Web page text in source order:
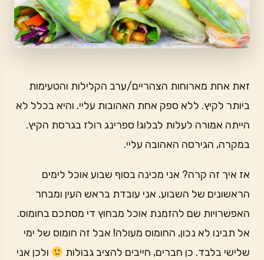
זאת אחת מארוחות הצהריים/ערב הקלילות והטעימות
ביותר לקיץ. ללא ספק אחת האהובות עליי. והיא בכלל לא
הייתה אמורה לעלות לבלוג! ספרינג רולז בגרסת הקיץ.
במקרה, הגירסה האהובה עליי.
אז איך זה קרה? אני מכינה בסוף שבוע אוכל לימים
הראשונים של השבוע. אני עובדת בראש העין ומבחר
האפשרויות שם להזמנת אוכל מבחוץ די מסתכם בחומוס.
אל תבינו לא נכון, החומוס מעולה! אבל זה חומוס של ימי
שלישי בלבד. כן חברים, חייבים להציב גבולות
ולכן אני